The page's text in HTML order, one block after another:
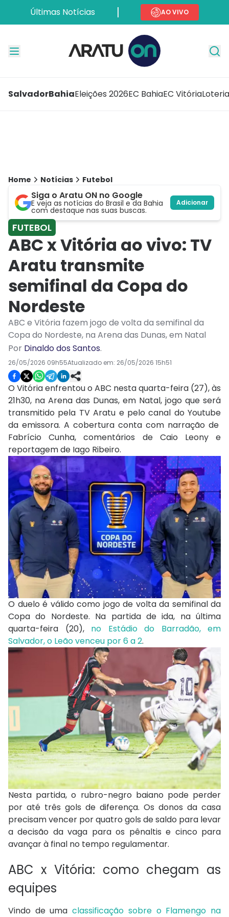
Últimas Notícias AO VIVO
SalvadorBahiaEleições 2026EC BahiaEC Vitória
Home Notícias Futebol
Siga o Aratu ON no Google
E veja as notícias do Brasil e da Bahia
com destaque nas suas buscas.
Adicionar
FUTEBOL
ABC x Vitória ao vivo: TV
Aratu transmite
semifinal da Copa do
Nordeste
ABC e Vitória fazem jogo de volta da semifinal da
Copa do Nordeste, na Arena das Dunas, em Natal
Por Dinaldo dos Santos.
26/05/2026 09h55Atualizado em: 26/05/2026 15h51
O Vitória enfrentou o ABC nesta quarta-feira (27), às
21h30, na Arena das Dunas, em Natal, jogo que será
transmitido pela TV Aratu e pelo canal do Youtube
da emissora. A cobertura conta com narração de
Fabrício Cunha,comentários de Caio Leony e
reportagem de Iago Ribeiro.
O duelo é válido como jogo de volta da semifinal da
Copa do Nordeste. Na partida de ida, na última
quarta-feira (20), no Estádio do Barradão, em
Salvador, o Leão venceu por 6 a 2.
Nesta partida, o rubro-negro baiano pode perder
por até três gols de diferença. Os donos da casa
precisam vencer por quatro gols de saldo para levar
a decisão da vaga para os pênaltis e cinco para
avançar à final no tempo regulamentar.
ABC x Vitória: como chegam as
equipes
Vindo de umaclassificação sobre o Flamengo na